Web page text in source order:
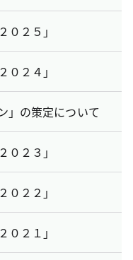
０２５」
０２４」
」の策定について
０２３」
０２２」
０２１」